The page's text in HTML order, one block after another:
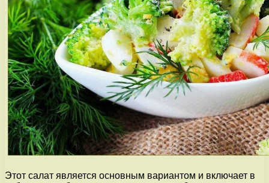
Этот салат является основным вариантом и включает в